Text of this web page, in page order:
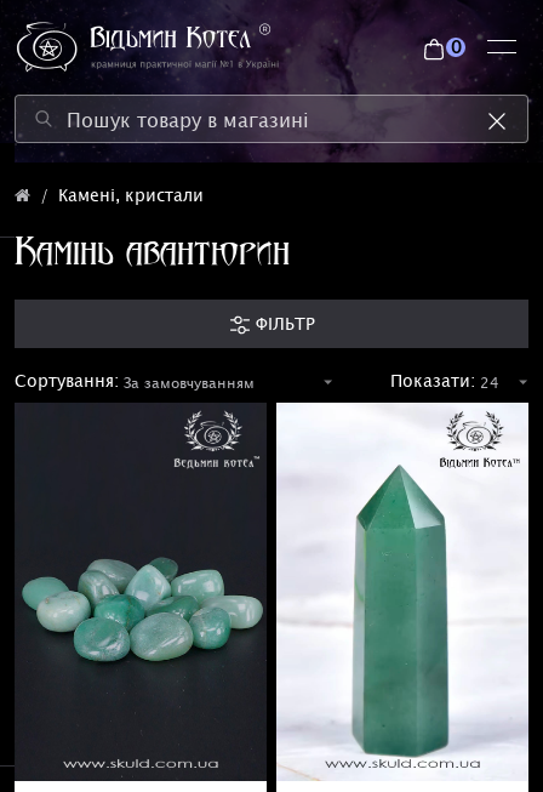
0
Камені, кристали
Камінь авантюрин
ФІЛЬТР
Сортування: Показати: